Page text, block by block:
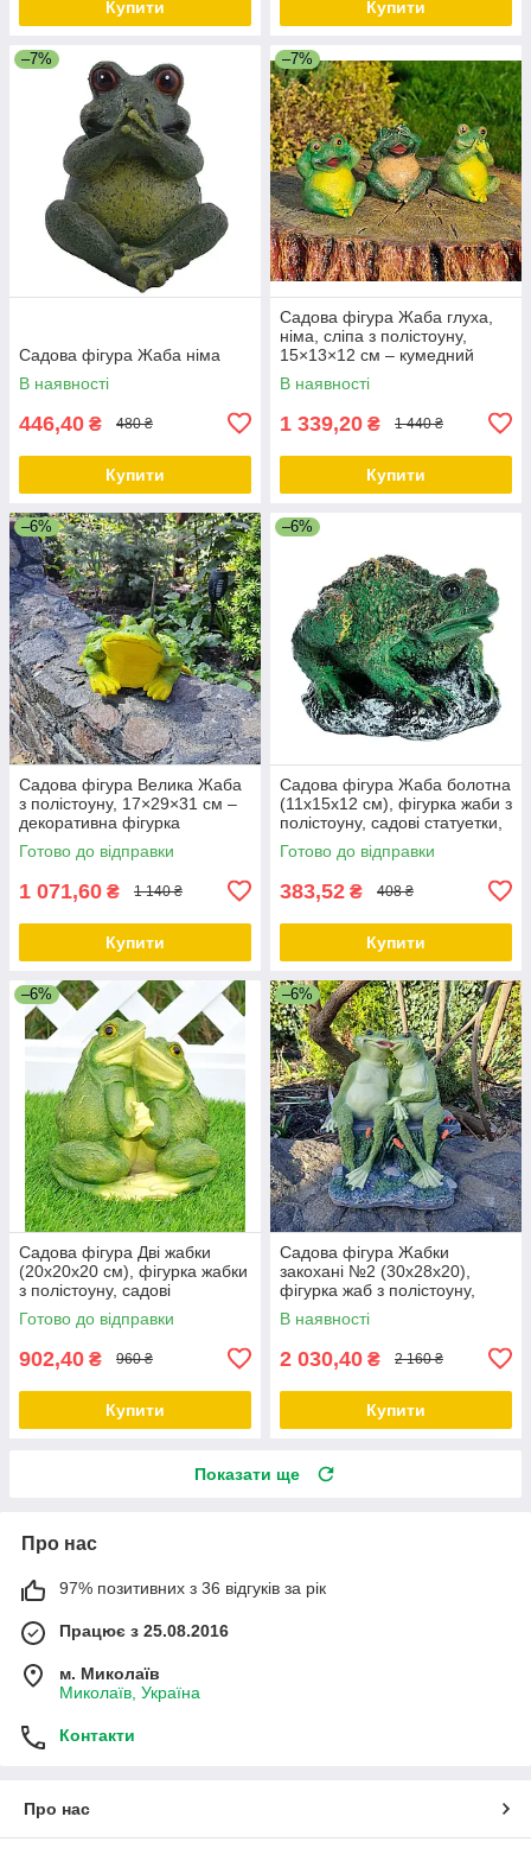
Купити Купити
–7%
Садова фігура Жаба німа
В наявності
446,40 ₴ 480 ₴
Купити
–7%
Садова фігура Жаба глуха,
німа, сліпа з полістоуну,
15×13×12 см – кумедний
декор для саду та тераси
В наявності
1 339,20 ₴ 1 440 ₴
Купити
–6%
Садова фігура Велика Жаба
з полістоуну, 17×29×31 см –
декоративна фігурка
Готово до відправки
1 071,60 ₴ 1 140 ₴
Купити
–6%
Садова фігура Жаба болотна
(11х15х12 см), фігурка жаби з
полістоуну, садові статуетки,
садово-паркові фігури
Готово до відправки
383,52 ₴ 408 ₴
Купити
–6%
Садова фігура Дві жабки
(20х20х20 см), фігурка жабки
з полістоуну, садові
статуетки, садово-паркові
фігури
Готово до відправки
902,40 ₴ 960 ₴
Купити
–6%
Садова фігура Жабки
закохані №2 (30х28х20),
фігурка жаб з полістоуну,
декоративні фігурки для саду
В наявності
2 030,40 ₴ 2 160 ₴
Купити
Показати ще
Про нас
97% позитивних з 36 відгуків за рік
Працює з 25.08.2016
м. Миколаїв
Миколаїв, Україна
Контакти
Про нас